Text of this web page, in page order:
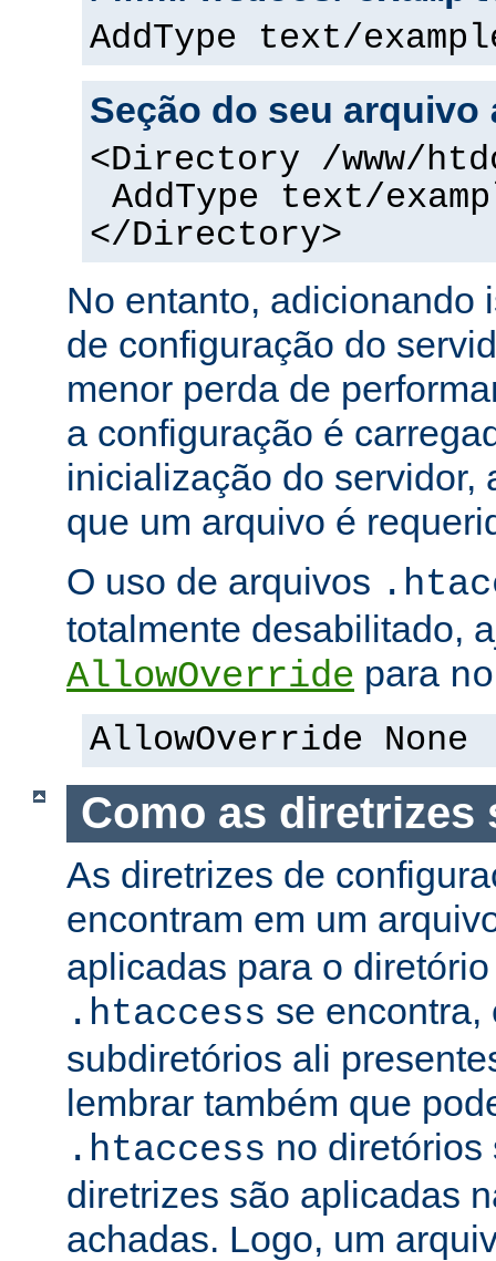
AddType text/
Seção do seu arquivo
<Directory /www/
AddType text/
</Directory>
No entanto, adicionando
de configuração do
menor perda de
a configuração é
inicialização do servidor,
que um arquivo é
O uso de arquivos
totalmente desabilitado,
AllowOverride para
AllowOverride None
Como as diretrizes
As diretrizes de
encontram em um
aplicadas para o
.htaccess se encontra,
subdiretórios ali
lembrar também que
.htaccess no diretórios
diretrizes são aplicadas
achadas. Logo, um